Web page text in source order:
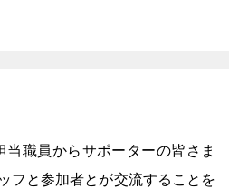
職員からサポーターの皆さま
フと参加者とが交流することを